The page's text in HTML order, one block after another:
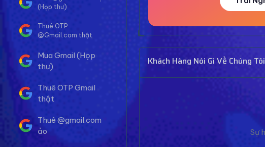
(Họp thư)
Thuê OTP
@Gmail.com thật
Mua Gmail (Họp
thư)
Thuê OTP Gmail
thật
Thuê @gmail.com
ảo
Khách Hàng Nói Gì Về Chúng Tôi
Sự